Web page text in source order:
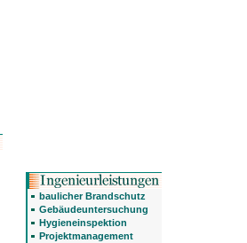
baulicher Brandschutz
Gebäudeuntersuchung
Hygieneinspektion
Projektmanagement